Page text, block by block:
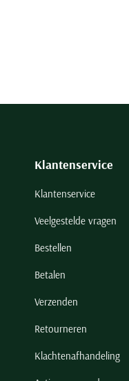
Klantenservice
Klantenservice
Veelgestelde vragen
Bestellen
Betalen
Verzenden
Retourneren
Klachtenafhandeling